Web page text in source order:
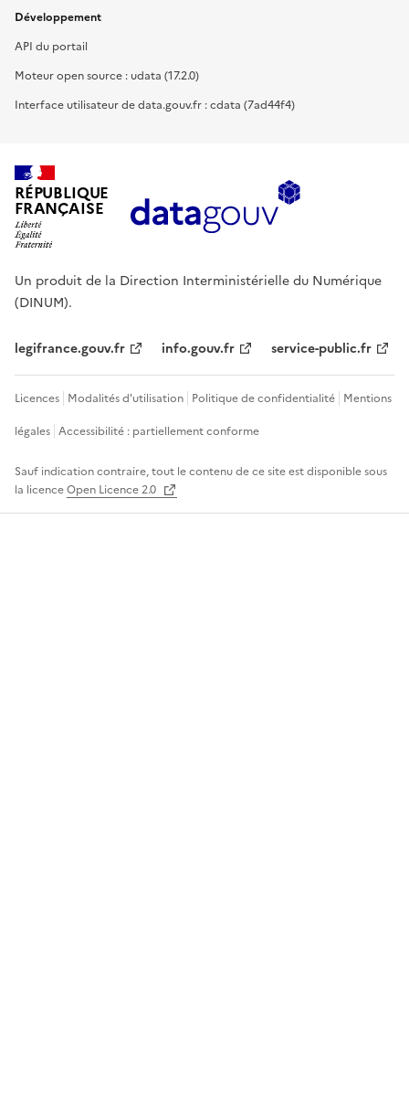
Développement
API du portail
Moteur open source : udata (17.2.0)
Interface utilisateur de data.gouv.fr : cdata (7ad44f4)
RÉPUBLIQUE
FRANÇAISE
Un produit de la Direction Interministérielle du Numérique
(DINUM).
legifrance.gouv.fr info.gouv.fr service-public.fr
Licences Modalités d'utilisation Politique de confidentialité Mentions
légales Accessibilité : partiellement conforme
Sauf indication contraire, tout le contenu de ce site est disponible sous
la licenceOpen Licence 2.0